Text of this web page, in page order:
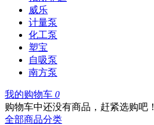
威乐
计量泵
化工泵
塑宝
自吸泵
南方泵
我的购物车 0
购物车中还没有商品，赶紧选购吧！
全部商品分类